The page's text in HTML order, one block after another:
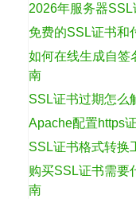
2026年服务器
免费的SSL证书和
如何在线生成自签
南
SSL证书过期怎么
Apache配置https
SSL证书格式转换
购买SSL证书需要
南